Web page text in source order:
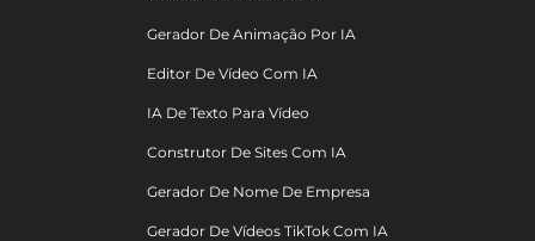
Gerador De Animação Por IA
Editor De Vídeo Com IA
IA De Texto Para Vídeo
Construtor De Sites Com IA
Gerador De Nome De Empresa
Gerador De Vídeos TikTok Com IA